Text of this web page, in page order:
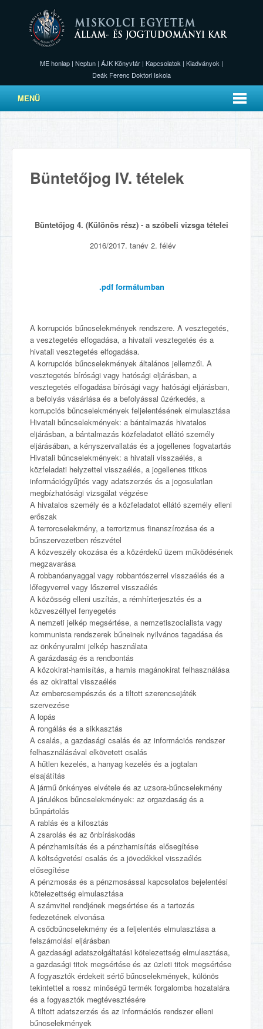
ME honlap | Neptun | ÁJK Könyvtár | Kapcsolatok | Kiadványok |
Deák Ferenc Doktori Iskola
MENÜ
Büntetőjog IV. tételek
Büntetőjog 4. (Különös rész) - a szóbeli vizsga tételei
2016/2017. tanév 2. félév
.pdf formátumban
A korrupciós bűncselekmények rendszere. A vesztegetés,
a vesztegetés elfogadása, a hivatali vesztegetés és a
hivatali vesztegetés elfogadása.
A korrupciós bűncselekmények általános jellemzői. A
vesztegetés bírósági vagy hatósági eljárásban, a
vesztegetés elfogadása bírósági vagy hatósági eljárásban,
a befolyás vásárlása és a befolyással üzérkedés, a
korrupciós bűncselekmények feljelentésének elmulasztása
Hivatali bűncselekmények: a bántalmazás hivatalos
eljárásban, a bántalmazás közfeladatot ellátó személy
eljárásában, a kényszervallatás és a jogellenes fogvatartás
Hivatali bűncselekmények: a hivatali visszaélés, a
közfeladati helyzettel visszaélés, a jogellenes titkos
információgyűjtés vagy adatszerzés és a jogosulatlan
megbízhatósági vizsgálat végzése
A hivatalos személy és a közfeladatot ellátó személy elleni
erőszak
A terrorcselekmény, a terrorizmus finanszírozása és a
bűnszervezetben részvétel
A közveszély okozása és a közérdekű üzem működésének
megzavarása
A robbanóanyaggal vagy robbantószerrel visszaélés és a
lőfegyverrel vagy lőszerrel visszaélés
A közösség elleni uszítás, a rémhírterjesztés és a
közveszéllyel fenyegetés
A nemzeti jelkép megsértése, a nemzetiszocialista vagy
kommunista rendszerek bűneinek nyilvános tagadása és
az önkényuralmi jelkép használata
A garázdaság és a rendbontás
A közokirat-hamisítás, a hamis magánokirat felhasználása
és az okirattal visszaélés
Az embercsempészés és a tiltott szerencsejáték
szervezése
A lopás
A rongálás és a sikkasztás
A csalás, a gazdasági csalás és az információs rendszer
felhasználásával elkövetett csalás
A hűtlen kezelés, a hanyag kezelés és a jogtalan
elsajátítás
A jármű önkényes elvétele és az uzsora-bűncselekmény
A járulékos bűncselekmények: az orgazdaság és a
bűnpártolás
A rablás és a kifosztás
A zsarolás és az önbíráskodás
A pénzhamisítás és a pénzhamisítás elősegítése
A költségvetési csalás és a jövedékkel visszaélés
elősegítése
A pénzmosás és a pénzmosással kapcsolatos bejelentési
kötelezettség elmulasztása
A számvitel rendjének megsértése és a tartozás
fedezetének elvonása
A csődbűncselekmény és a feljelentés elmulasztása a
felszámolási eljárásban
A gazdasági adatszolgáltatási kötelezettség elmulasztása,
a gazdasági titok megsértése és az üzleti titok megsértése
A fogyasztók érdekeit sértő bűncselekmények, különös
tekintettel a rossz minőségű termék forgalomba hozatalára
és a fogyasztók megtévesztésére
A tiltott adatszerzés és az információs rendszer elleni
bűncselekmények